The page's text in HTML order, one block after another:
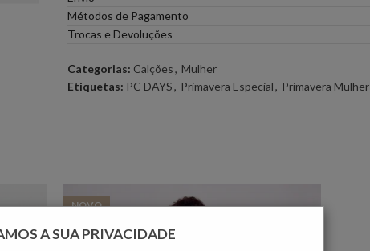
Métodos de Pagamento
Trocas e Devoluções
Categorias: Calções, Mulher
Etiquetas: PC DAYS, Primavera Especial, Primavera Mulher
NOVO
A SUA PRIVACIDADE